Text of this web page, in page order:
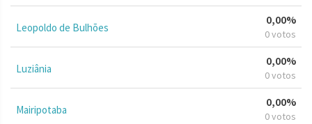
Leopoldo de Bulhões
0,00%
0 votos
Luziânia
0,00%
0 votos
Mairipotaba
0,00%
0 votos